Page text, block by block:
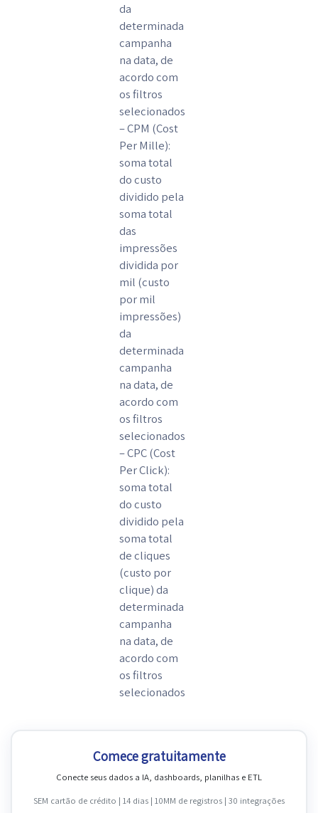
da
determinada
campanha
na data, de
acordo com
os filtros
selecionados
– CPM (Cost
Per Mille):
soma total
do custo
dividido pela
soma total
das
impressões
dividida por
mil (custo
por mil
impressões)
da
determinada
campanha
na data, de
acordo com
os filtros
selecionados
– CPC (Cost
Per Click):
soma total
do custo
dividido pela
soma total
de cliques
(custo por
clique) da
determinada
campanha
na data, de
acordo com
os filtros
selecionados
Comece gratuitamente
Conecte seus dados a IA, dashboards, planilhas e ETL
SEM cartão de crédito | 14 dias | 10MM de registros | 30 integrações